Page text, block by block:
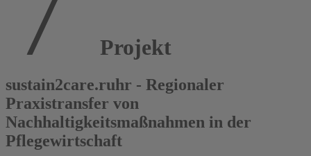
Projekt
sustain2care.ruhr - Regionaler
Praxistransfer von
Nachhaltigkeitsmaßnahmen in der
Pflegewirtschaft